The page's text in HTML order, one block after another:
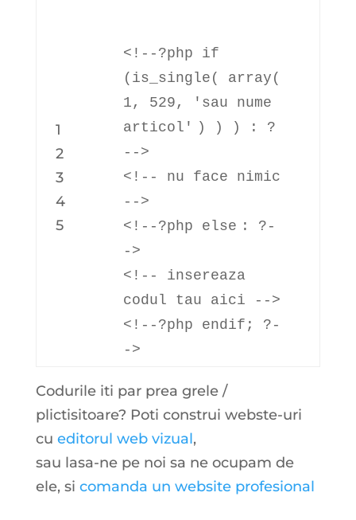
1
2
3
4
5
<!--?php if
(is_single( array (
1, 529,
'sau nume
articol'
) ) ) : ?
-->
<!-- nu face nimic
-->
<!--?php else : ?-
->
<!-- insereaza
codul tau aici -->
<!--?php endif ; ?-
->
Codurile iti par prea grele /
plictisitoare? Poti construi webste-uri
cu editorul web vizual,
sau lasa-ne pe noi sa ne ocupam de
ele, si comanda un website profesional